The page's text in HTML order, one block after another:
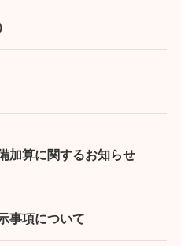
加算に関するお知らせ
事項について